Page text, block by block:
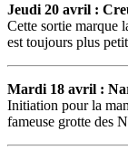
Jeudi 20 avril :
Cette sortie marque
est toujours plus
Mardi 18 avril :
Initiation pour la
fameuse grotte des